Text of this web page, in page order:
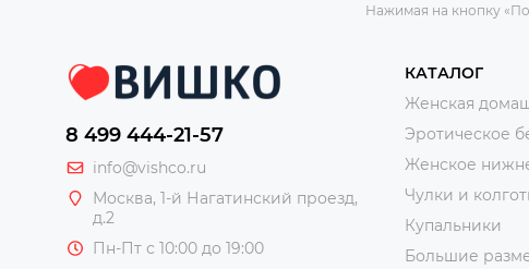
Нажимая на кнопку
8 499 444-21-57
info@vishco.ru
Москва, 1-й Нагатинский проезд,
д.2
Пн-Пт с 10:00 до 19:00
КАТАЛОГ
Женская
Эротическое
Женское
Чулки и
Купальники
Большие